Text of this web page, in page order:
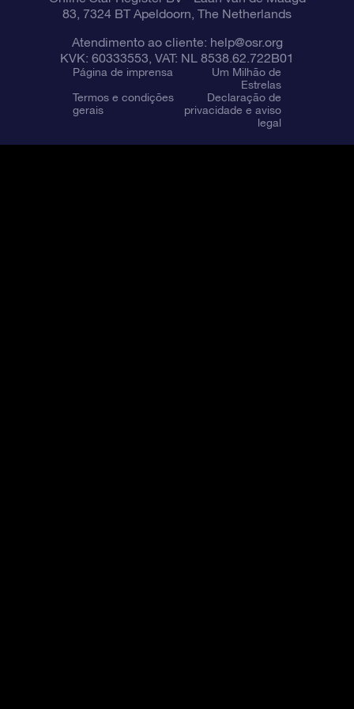
83, 7324 BT Apeldoorn, The Netherlands
Atendimento ao cliente: help@osr.org
KVK: 60333553, VAT: NL 8538.62.722B01
Página de imprensa
Um Milhão de
Estrelas
Termos e condições
gerais
Declaração de
privacidade e aviso
legal